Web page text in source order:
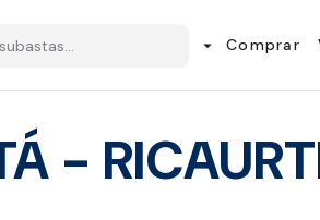
arrow_drop_down Comprar
-